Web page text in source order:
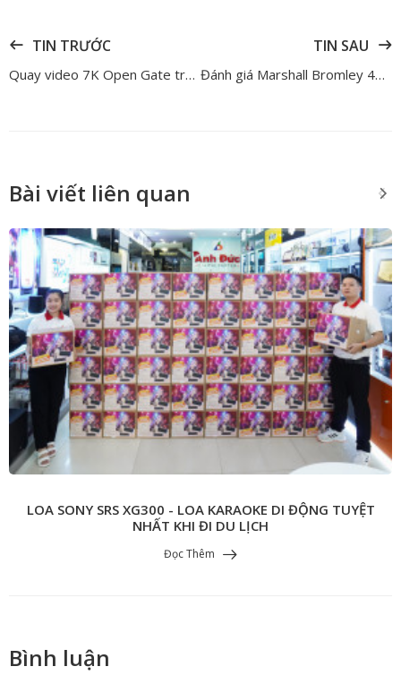
TIN TRƯỚC
Quay video 7K Open Gate trên Canon R6 V: Bước chuyển lớn của Canon cho creator chuyên nghiệp
TIN SAU
Đánh giá Marshall Bromley 450 – Cú hích thành công thứ hai của Marshall
Bài viết liên quan
LOA SONY SRS XG300 - LOA KARAOKE DI ĐỘNG TUYỆT
NHẤT KHI ĐI DU LỊCH
Đọc Thêm
Bình luận